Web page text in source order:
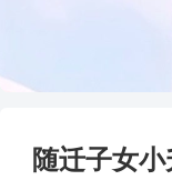
随迁子女